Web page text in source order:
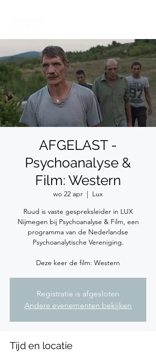
AFGELAST -
Psychoanalyse &
Film: Western
wo 22 apr
  |
Lux
Ruud is vaste gespreksleider in LUX
Nijmegen bij Psychoanalyse & Film, een
programma van de Nederlandse
Psychoanalytische Vereniging.
Deze keer de film: Western
Registratie is afgesloten
Andere evenementen bekijken
Tijd en locatie